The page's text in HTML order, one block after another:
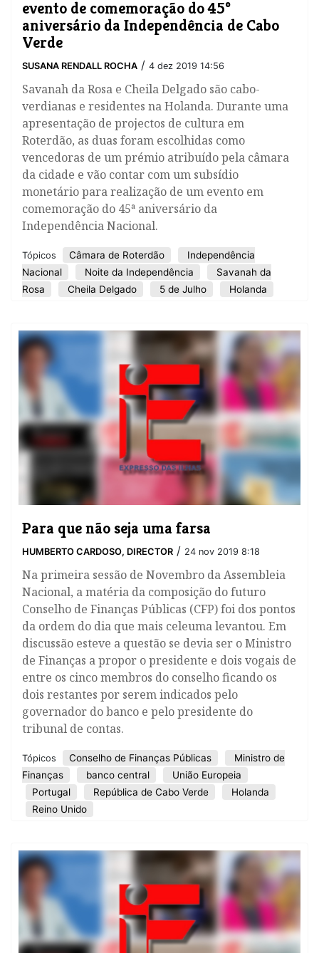
evento de comemoração do 45º
aniversário da Independência de Cabo
Verde
SUSANA RENDALL ROCHA / 4 dez 2019 14:56
Savanah da Rosa e Cheila Delgado são cabo-
verdianas e residentes na Holanda. Durante uma
apresentação de projectos de cultura em
Roterdão, as duas foram escolhidas como
vencedoras de um prémio atribuído pela câmara
da cidade e vão contar com um subsídio
monetário para realização de um evento em
comemoração do 45ª aniversário da
Independência Nacional.
Tópicos Câmara de Roterdão
Independência
Nacional
Noite da Independência
Savanah da
Rosa
Cheila Delgado 5 de Julho Holanda
Para que não seja uma farsa
HUMBERTO CARDOSO, DIRECTOR / 24 nov 2019 8:18
Na primeira sessão de Novembro da Assembleia
Nacional, a matéria da composição do futuro
Conselho de Finanças Públicas (CFP) foi dos pontos
da ordem do dia que mais celeuma levantou. Em
discussão esteve a questão se devia ser o Ministro
de Finanças a propor o presidente e dois vogais de
entre os cinco membros do conselho ficando os
dois restantes por serem indicados pelo
governador do banco e pelo presidente do
tribunal de contas.
Tópicos Conselho de Finanças Públicas
Ministro de
Finanças
banco central
União Europeia
Portugal
República de Cabo Verde
Holanda
Reino Unido